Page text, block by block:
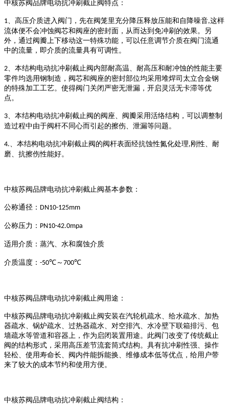
中核苏阀品牌电动抗冲刷截止阀特点：
1 、高压介质进入阀门，先在阀笼里 充分降压释放压能和 自降噪音,这样
流体便不会冲蚀阀芯和阀座的密封面，从而达到 免冲刷的效果。
另
外， 通过阀瓣上下移动这一特殊功能 ，可以任意调节介质在阀门流通
中的流量， 即介质的流量具有可调性。
2 本结构电动抗冲刷截止阀内部耐高温、 耐高压和耐冲蚀的性能主要
零件均选用钢制造，阀芯和阀座的密封部位均采用堆焊司太立合金钢
的特殊加工工艺。使得阀门关闭严密无泄漏，开启灵活无卡滞等优
点。
3 本结构电动抗冲刷截止阀的阀座、阀瓣采用活络结构，可以调整制
造过程中由于阀杆不同心而引起的擦伤、泄漏等问题。
4. 本结构电动抗冲刷截止阀的阀杆表面经抗蚀性氮化处理,刚性、耐
磨、抗擦伤性能好。
中核苏阀品牌电动抗冲刷截止阀基本参数：
公称通径： DN10-125mm
公称压力： PN10-42.0mpa
适用介质：蒸汽、水和腐蚀介质
介质温度： -50℃～ 700℃
中核苏阀品牌电动抗冲刷截止阀用途：
中核苏阀品牌电动抗冲刷截止阀安装在汽轮机疏水、给水疏水、加热
器疏水、锅炉疏水、过热器疏水、对空排汽、水冷壁下联箱排污、包
墙疏水等管道和容器上，作为启闭装置用途 。 此阀门改变了传统截止
阀的结构形式，采用高压差节流套筒式结构。具有抗冲刷性强、操作
轻松、使用寿命长、阀内件能拆能换 、维修成本低等优点，给用户带
来了较大的成本节约和使用方便 。
中核苏阀品牌电动抗冲刷截止阀结构：